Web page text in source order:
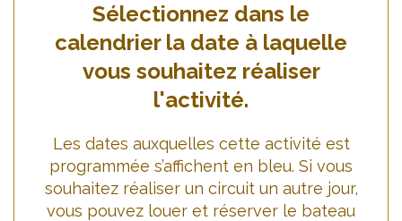
Sélectionnez dans le
calendrier la date à laquelle
vous souhaitez réaliser
l'activité.
Les dates auxquelles cette activité est
programmée s’affichent en bleu. Si vous
souhaitez réaliser un circuit un autre jour,
vous pouvez louer et réserver le bateau